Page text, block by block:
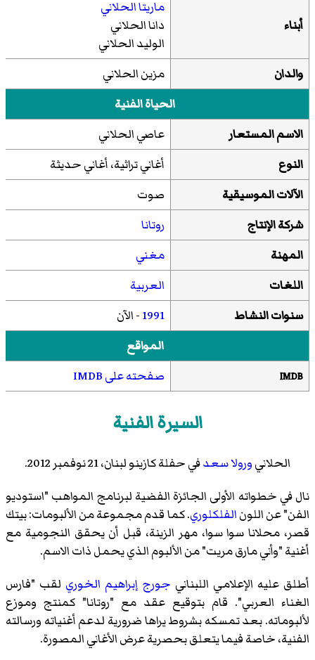
أبناء
ماريتا الحلاني
دانا الحلاني
الوليد الحلاني
والدان
مزين الحلاني
الحياة الفنية
الاسم المستعار
عاصي الحلاني
النوع
أغاني تراثية، أغاني حديثة
الآلات الموسيقية
صوت
شركة الإنتاج
روتانا
المهنة
مغني
اللغات
العربية
سنوات النشاط
1991- الآن
المواقع
IMDB صفحته على IMDB
السيرة الفنية
الحلانيورولا سعدفي حفلة كازينو لبنان، 21 نوفمبر 2012.
نال في خطواته الأولى الجائزة الفضية لبرنامج المواهب "استوديو
الفن" عن اللونالفلكلوري. كما قدم مجموعة من الألبومات: بيتك
قصر، محلانا سوا سوا، مهر الزينة، قبل أن يحقق النجومية مع
أغنية "وأني مارق مريت" من الألبوم الذي يحمل ذات الاسم.
أطلق عليه الإعلامي اللبناني جورج إبراهيم الخوري لقب "فارس
الغناء العربي". قام بتوقيع عقد مع "روتانا" كمنتج وموزع
لألبوماته. بعد تمسكه بشروط يراها ضرورية لدعم أغنياته ورسالته
الفنية، خاصة فيما يتعلق بحصرية عرض الأغاني المصورة.